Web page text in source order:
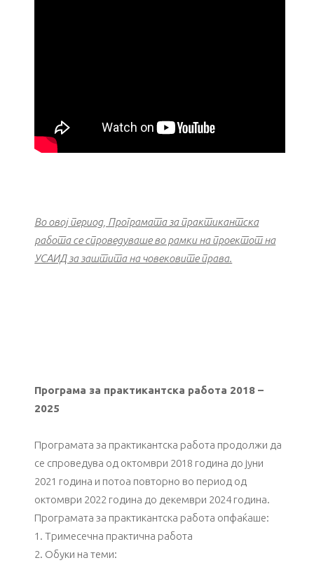
Во овој период, Програмата за практикантска
работа се спроведуваше во рамки на проектот на
УСАИД за заштита на човековите права.
Програма за практикантска работа 2018 –
2025
Програмата за практикантска работа продолжи да
се спроведува од октомври 2018 година до јуни
2021 година и потоа повторно во период од
октомври 2022 година до декември 2024 година.
Програмата за практикантска работа опфаќaше:
1. Тримесечна практична работа
2. Обуки на теми: